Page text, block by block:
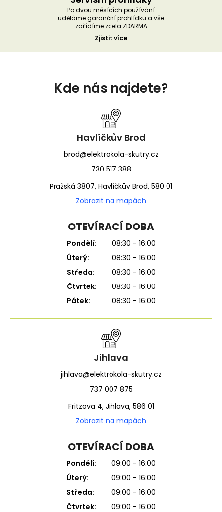
Po dvou měsících používání
uděláme garanční prohlídku a vše
zařídíme zcela ZDARMA
Zjistit více
Kde nás najdete?
Havlíčkův Brod
brod@elektrokola-skutry.cz
730 517 388
Pražská 3807, Havlíčkův Brod, 580 01
Zobrazit na mapách
OTEVÍRACÍ DOBA
Pondělí:
08:30 - 16:00
Úterý:
08:30 - 16:00
Středa:
08:30 - 16:00
Čtvrtek:
08:30 - 16:00
Pátek:
08:30 - 16:00
Jihlava
jihlava@elektrokola-skutry.cz
737 007 875
Fritzova 4, Jihlava, 586 01
Zobrazit na mapách
OTEVÍRACÍ DOBA
Pondělí:
09:00 - 16:00
Úterý:
09:00 - 16:00
Středa:
09:00 - 16:00
Čtvrtek:
09:00 - 16:00